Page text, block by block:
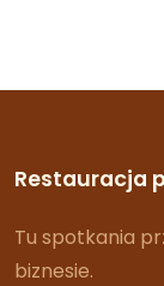
Restauracja
Tu spotkania
biznesie.